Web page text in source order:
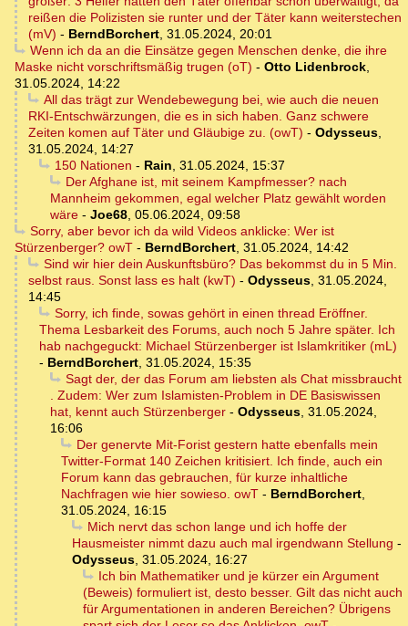
reißen die Polizisten sie runter und der Täter kann weiterstechen
(mV) - BerndBorchert, 31.05.2024, 20:01
Wenn ich da an die Einsätze gegen Menschen denke, die ihre
Maske nicht vorschriftsmäßig trugen (oT) - Otto Lidenbrock,
31.05.2024, 14:22
All das trägt zur Wendebewegung bei, wie auch die neuen
RKI-Entschwärzungen, die es in sich haben. Ganz schwere
Zeiten komen auf Täter und Gläubige zu. (owT) - Odysseus,
31.05.2024, 14:27
150 Nationen - Rain, 31.05.2024, 15:37
Der Afghane ist, mit seinem Kampfmesser? nach
Mannheim gekommen, egal welcher Platz gewählt worden
wäre - Joe68, 05.06.2024, 09:58
Sorry, aber bevor ich da wild Videos anklicke: Wer ist
Stürzenberger? owT - BerndBorchert, 31.05.2024, 14:42
Sind wir hier dein Auskunftsbüro? Das bekommst du in 5 Min.
selbst raus. Sonst lass es halt (kwT) - Odysseus, 31.05.2024,
14:45
Sorry, ich finde, sowas gehört in einen thread Eröffner.
Thema Lesbarkeit des Forums, auch noch 5 Jahre später. Ich
hab nachgeguckt: Michael Stürzenberger ist Islamkritiker (mL)
- BerndBorchert, 31.05.2024, 15:35
Sagt der, der das Forum am liebsten als Chat missbraucht
. Zudem: Wer zum Islamisten-Problem in DE Basiswissen
hat, kennt auch Stürzenberger - Odysseus, 31.05.2024,
16:06
Der genervte Mit-Forist gestern hatte ebenfalls mein
Twitter-Format 140 Zeichen kritisiert. Ich finde, auch ein
Forum kann das gebrauchen, für kurze inhaltliche
Nachfragen wie hier sowieso. owT - BerndBorchert,
31.05.2024, 16:15
Mich nervt das schon lange und ich hoffe der
Hausmeister nimmt dazu auch mal irgendwann Stellung -
Odysseus, 31.05.2024, 16:27
Ich bin Mathematiker und je kürzer ein Argument
(Beweis) formuliert ist, desto besser. Gilt das nicht auch
für Argumentationen in anderen Bereichen? Übrigens